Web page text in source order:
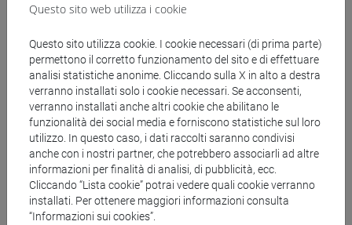
ETNOLOGIA, ETNOLINGUISTICA - Laurea
antropologia dell'ambiente
[FM4] FILOLOGIA E LETTERATURA ITALIANA -
Laurea magistrale (DM270)
moderno-contemporaneo
[FM40] FILOLOGIA, LINGUISTICA E
LETTERATURA ITALIANA - Laurea magistrale
(DM270)
europeo
[FM7] STORIA DAL MEDIOEVO ALL'ETÀ
CONTEMPORANEA - Laurea magistrale
Questo sito web utilizza i cookie
Questo sito utilizza cookie. I cookie necessari (di prima parte)
permettono il corretto funzionamento del sito e di effettuare
analisi statistiche anonime. Cliccando sulla X in alto a destra
verranno installati solo i cookie necessari. Se acconsenti,
verranno installati anche altri cookie che abilitano le
funzionalità dei social media e forniscono statistiche sul loro
utilizzo. In questo caso, i dati raccolti saranno condivisi
anche con i nostri partner, che potrebbero associarli ad altre
informazioni per finalità di analisi, di pubblicità, ecc.
Cliccando “Lista cookie” potrai vedere quali cookie verranno
installati. Per ottenere maggiori informazioni consulta
“Informazioni sui cookies”.